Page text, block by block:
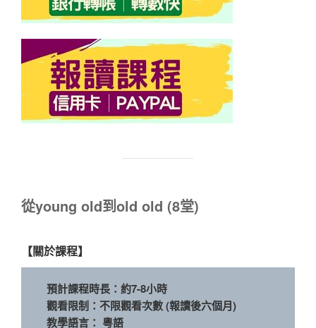
從young old到old old (8堂)
【關於課程】
預計課程時長：約7-8小時
觀看限制：不限觀看次數 (報讀後六個月)
教學語言： 粵語